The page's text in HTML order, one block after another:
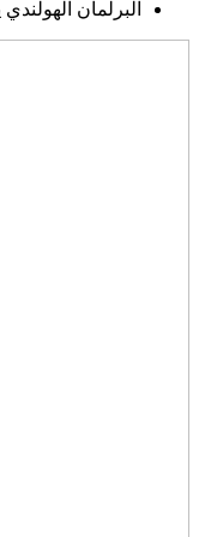
البرلمان